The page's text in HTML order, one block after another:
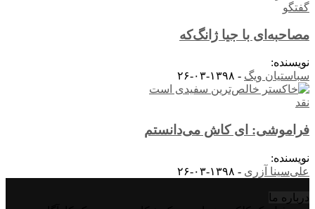
گفتگو
مصاحبه‌ای با جیا ژانگ‌که
نویسنده:
سباستیان ویگ - ۱۳۹۸-۰۳-۲۶
نقد
فراموشی: ای کاش می‌دانستم
نویسنده:
علی‌سینا آزری - ۱۳۹۸-۰۳-۲۶
درباره‌ ما